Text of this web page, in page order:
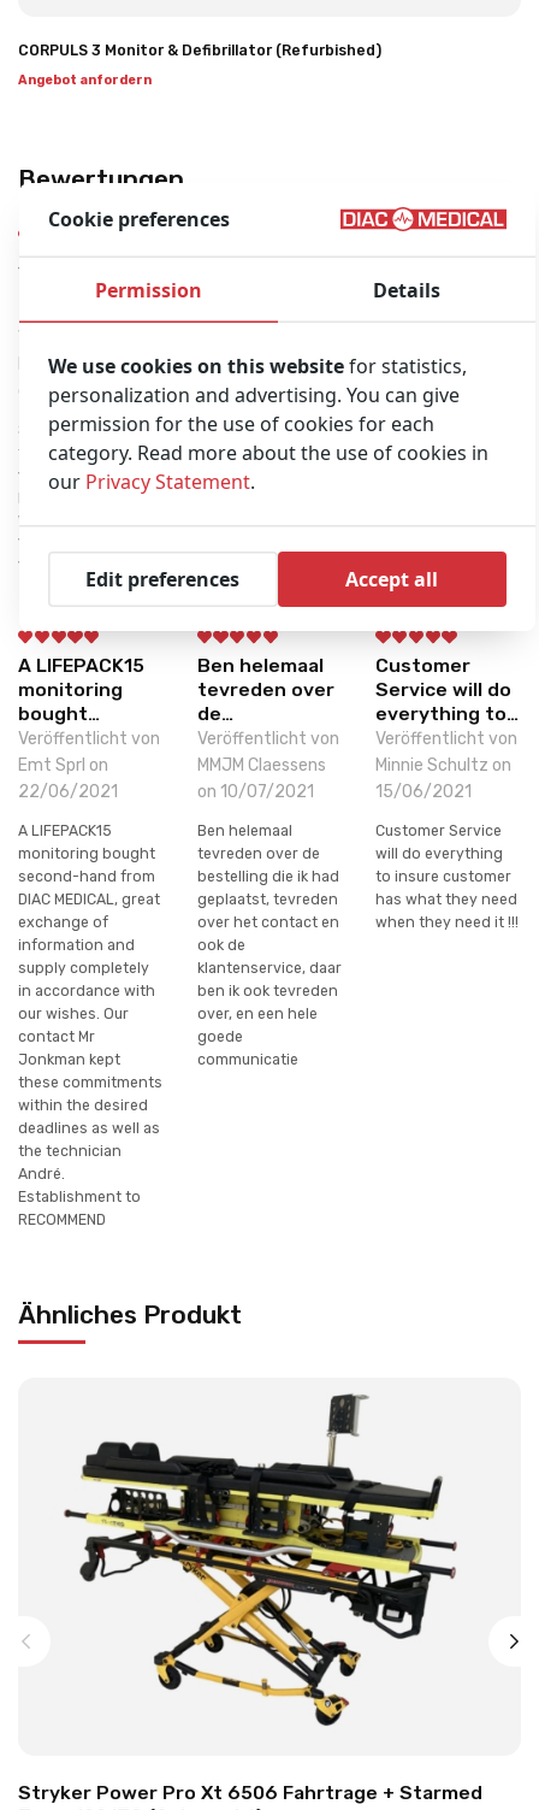
CORPULS 3 Monitor & Defibrillator (Refurbished)
Angebot anfordern
Bewertungen
Snelle levering
en topservice
Veröffentlicht von
EHBO Vlaanderen
on 11/10/2021
Snelle levering en
topservice na
verkoop. Heel
Waarvoor dank!! Luc
Van de Velde EHBO
Vlaanderen
Excelent
material
Rubio on
06/10/2021
Preiswerte
Produkte
30/06/2021
Preiswerte
Produkte, Qualität
und einfach GUT!
A LIFEPACK15
monitoring
bought…
Veröffentlicht von
Emt Sprl on
22/06/2021
A LIFEPACK15
monitoring bought
second-hand from
DIAC MEDICAL, great
exchange of
information and
supply completely
in accordance with
our wishes. Our
contact Mr
Jonkman kept
these commitments
within the desired
deadlines as well as
the technician
André.
Establishment to
RECOMMEND
Ben helemaal
tevreden over
de…
Veröffentlicht von
MMJM Claessens
on 10/07/2021
Ben helemaal
tevreden over de
bestelling die ik had
geplaatst, tevreden
over het contact en
ook de
klantenservice, daar
ben ik ook tevreden
over, en een hele
goede
communicatie
Customer
Service will do
everything to…
Veröffentlicht von
Minnie Schultz on
15/06/2021
Customer Service
will do everything
to insure customer
has what they need
when they need it !!!
Ähnliches Produkt
Stryker Power Pro Xt 6506 Fahrtrage + Starmed
Cookie preferences
Permission Details
We use cookies on this websitefor statistics,
personalization and advertising. You can give
permission for the use of cookies for each
category. Read more about the use of cookies in
our Privacy Statement.
Edit preferences Accept all